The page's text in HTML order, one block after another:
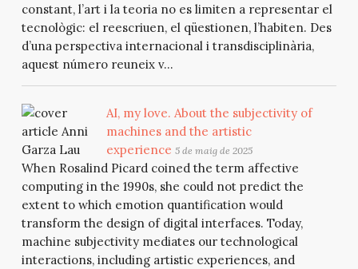
constant, l’art i la teoria no es limiten a representar el
tecnològic: el reescriuen, el qüestionen, l’habiten. Des
d’una perspectiva internacional i transdisciplinària,
aquest número reuneix v...
AI, my love. About the subjectivity of
machines and the artistic
experience 5 de maig de 2025
When Rosalind Picard coined the term affective
computing in the 1990s, she could not predict the
extent to which emotion quantification would
transform the design of digital interfaces. Today,
machine subjectivity mediates our technological
interactions, including artistic experiences, and